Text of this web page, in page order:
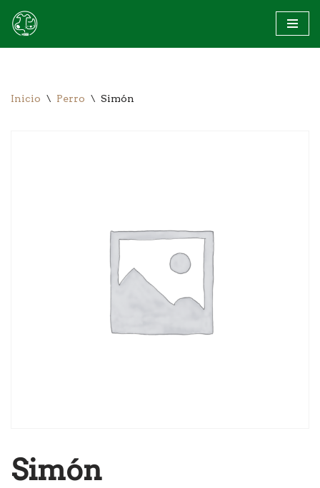
Saltar
Inicio \ Perro \ Simón
Simón